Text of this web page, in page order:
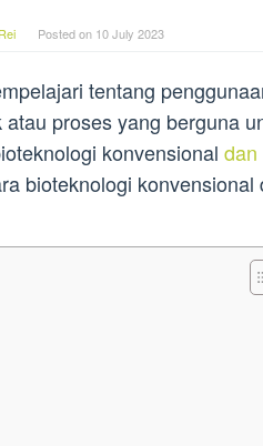
Posted on 10 July 2023
tentang
proses yang berguna
konvensional dan
bioteknologi konvensional